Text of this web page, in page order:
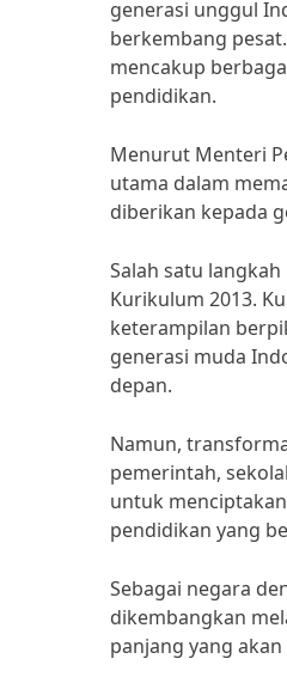
generasi unggul
berkembang
mencakup
pendidikan.
Menurut Menteri
utama dalam
diberikan kepada
Salah satu
Kurikulum 2013.
keterampilan
generasi muda
depan.
Namun,
pemerintah,
untuk
pendidikan yang
Sebagai negara
dikembangkan
panjang yang